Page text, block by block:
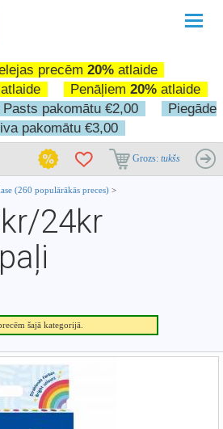
precēm 20%atlaide
atlaide Penāļiem 20% atlaide
pakomātu €2,00
Piegāde
pakomātu €3,00
Grozs: tukšs
(260 populārākās preces) >
24kr
šajā kategorijā.